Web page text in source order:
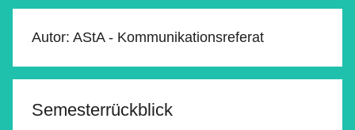
Autor: AStA - Kommunikationsreferat
Semesterrückblick